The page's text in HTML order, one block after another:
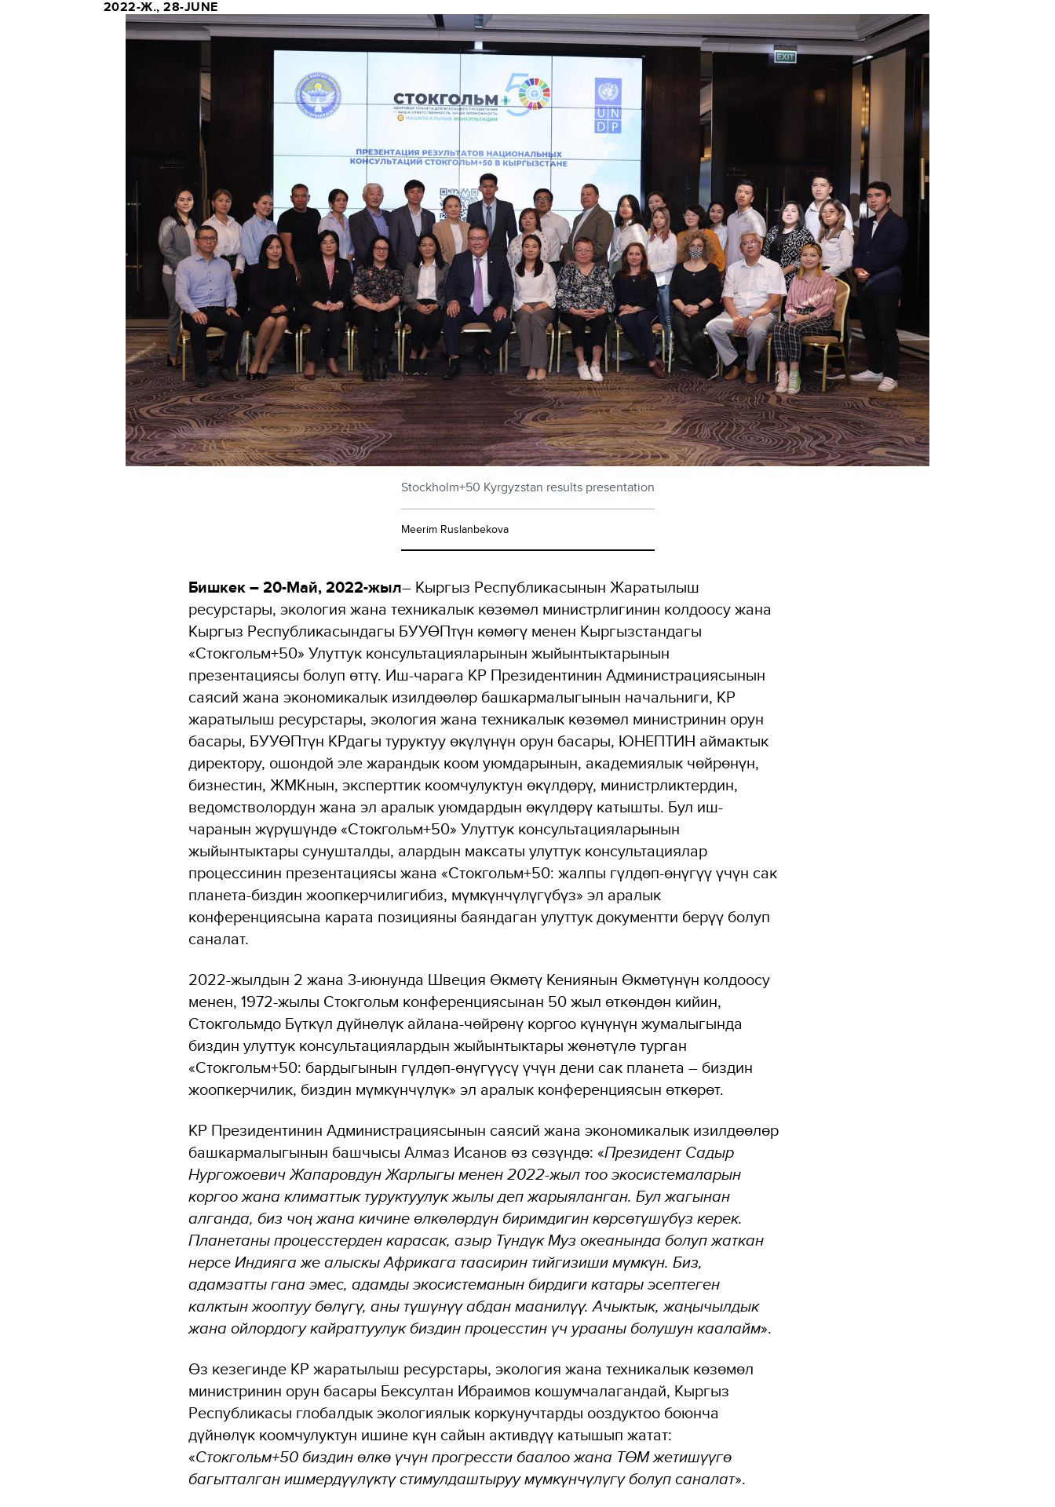
2022-Ж., 28-JUNE
Stockholm+50 Kyrgyzstan results presentation
Meerim Ruslanbekova
Бишкек – 20-Май, 2022-жыл– Кыргыз Республикасынын Жаратылыш
ресурстары, экология жана техникалык көзөмөл министрлигинин колдоосу жана
Кыргыз Республикасындагы БУУӨПтүн көмөгү менен Кыргызстандагы
«Стокгольм+50» Улуттук консультацияларынын жыйынтыктарынын
презентациясы болуп өттү. Иш-чарага КР Президентинин Администрациясынын
саясий жана экономикалык изилдөөлөр башкармалыгынын начальниги, КР
жаратылыш ресурстары, экология жана техникалык көзөмөл министринин орун
басары, БУУӨПтүн КРдагы туруктуу өкүлүнүн орун басары, ЮНЕПТИН аймактык
директору, ошондой эле жарандык коом уюмдарынын, академиялык чөйрөнүн,
бизнестин, ЖМКнын, эксперттик коомчулуктун өкүлдөрү, министрликтердин,
ведомстволордун жана эл аралык уюмдардын өкүлдөрү катышты. Бул иш-
чаранын жүрүшүндө «Стокгольм+50» Улуттук консультацияларынын
жыйынтыктары сунушталды, алардын максаты улуттук консультациялар
процессинин презентациясы жана «Стокгольм+50: жалпы гүлдөп-өнүгүү үчүн сак
планета-биздин жоопкерчилигибиз, мүмкүнчүлүгүбүз» эл аралык
конференциясына карата позицияны баяндаган улуттук документти берүү болуп
саналат.
2022-жылдын 2 жана 3-июнунда Швеция Өкмөтү Кениянын Өкмөтүнүн колдоосу
менен, 1972-жылы Стокгольм конференциясынан 50 жыл өткөндөн кийин,
Стокгольмдо Бүткүл дүйнөлүк айлана-чөйрөнү коргоо күнүнүн жумалыгында
биздин улуттук консультациялардын жыйынтыктары жөнөтүлө турган
«Стокгольм+50: бардыгынын гүлдөп-өнүгүүсү үчүн дени сак планета – биздин
жоопкерчилик, биздин мүмкүнчүлүк» эл аралык конференциясын өткөрөт.
КР Президентинин Администрациясынын саясий жана экономикалык изилдөөлөр
башкармалыгынын башчысы Алмаз Исанов өз сөзүндө: «Президент Садыр
Нургожоевич Жапаровдун Жарлыгы менен 2022-жыл тоо экосистемаларын
коргоо жана климаттык туруктуулук жылы деп жарыяланган. Бул жагынан
алганда, биз чоң жана кичине өлкөлөрдүн биримдигин көрсөтүшүбүз керек.
Планетаны процесстерден карасак, азыр Түндүк Муз океанында болуп жаткан
нерсе Индияга же алыскы Африкага таасирин тийгизиши мүмкүн. Биз,
адамзатты гана эмес, адамды экосистеманын бирдиги катары эсептеген
калктын жооптуу бөлүгү, аны түшүнүү абдан маанилүү. Ачыктык, жаңычылдык
жана ойлордогу кайраттуулук биздин процесстин үч урааны болушун каалайм».
Өз кезегинде КР жаратылыш ресурстары, экология жана техникалык көзөмөл
министринин орун басары Бексултан Ибраимов кошумчалагандай, Кыргыз
Республикасы глобалдык экологиялык коркунучтарды ооздуктоо боюнча
дүйнөлүк коомчулуктун ишине күн сайын активдүү катышып жатат:
«Стокгольм+50 биздин өлкө үчүн прогрессти баалоо жана ТӨМ жетишүүгө
багытталган ишмердүүлүктү стимулдаштыруу мүмкүнчүлүгү болуп саналат».